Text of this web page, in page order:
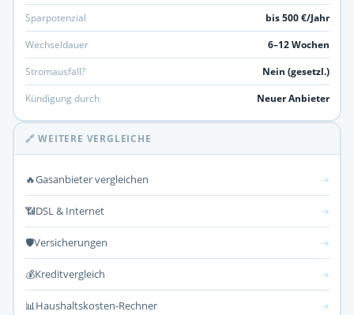
Sparpotenzial
bis 500 €/Jahr
Wechseldauer
6–12 Wochen
Stromausfall?
Nein (gesetzl.)
Kündigung durch
Neuer Anbieter
🔗 WEITERE VERGLEICHE
🔥Gasanbieter vergleichen →
📶DSL & Internet →
🛡️Versicherungen →
💰Kreditvergleich →
📊 Haushaltskosten-Rechner →